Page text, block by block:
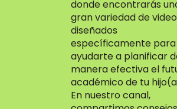
donde encontrarás
gran variedad de
diseñados
específicamente para
ayudarte a planificar
manera efectiva el
académico de tu
En nuestro canal,